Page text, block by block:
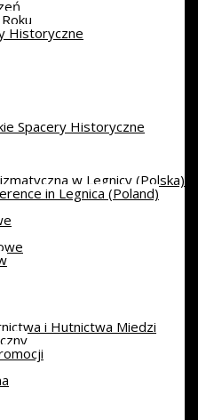
Historyczne
Spacery Historyczne
w Legnicy (Polska)
in Legnica (Poland)
i Hutnictwa Miedzi